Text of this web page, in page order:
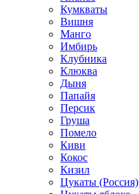
Кумкваты
Вишня
Манго
Имбирь
Клубника
Клюква
Дыня
Папайя
Персик
Груша
Помело
Киви
Кокос
Кизил
Цукаты (Россия)